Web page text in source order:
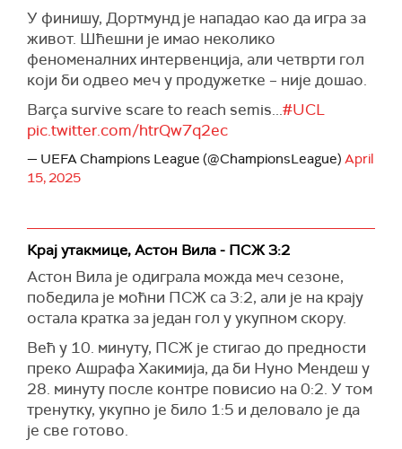
У финишу, Дортмунд је нападао као да игра за
живот. Шћешни је имао неколико
феноменалних интервенција, али четврти гол
који би одвео меч у продужетке – није дошао.
Barça survive scare to reach semis...#UCL
pic.twitter.com/htrQw7q2ec
— UEFA Champions League (@ChampionsLeague) April
15, 2025
Крај утакмице, Астон Вила - ПСЖ 3:2
Астон Вила је одиграла можда меч сезоне,
победила је моћни ПСЖ са 3:2, али је на крају
остала кратка за један гол у укупном скору.
Већ у 10. минуту, ПСЖ је стигао до предности
преко Ашрафа Хакимија, да би Нуно Мендеш у
28. минуту после контре повисио на 0:2. У том
тренутку, укупно је било 1:5 и деловало је да
је све готово.